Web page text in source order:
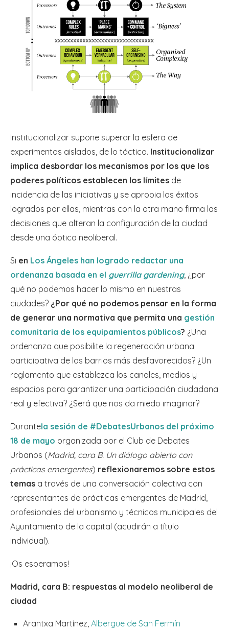
Institucionalizar supone superar la esfera de
experimentos aislados, de lo táctico. Institucionalizar
implica desbordar los mecanismos por los que los
poderes políticos establecen los límites de
incidencia de las iniciativas y se apropia los éxitos
logrados por ellas, mientras con la otra mano firma las
decisiones que alteran la configuración de la ciudad
desde una óptica neoliberal.
Si en Los Ángeles han logrado redactar una
ordenanza basada en el guerrilla gardening, ¿por
qué no podemos hacer lo mismo en nuestras
ciudades? ¿Por qué no podemos pensar en la forma
de generar una normativa que permita una gestión
comunitaria de los equipamientos públicos? ¿Una
ordenanza que posibilite la regeneración urbana
participativa de los barrios más desfavorecidos? ¿Un
reglamento que establezca los canales, medios y
espacios para garantizar una participación ciudadana
real y efectiva? ¿Será que nos da miedo imaginar?
Durantela sesión de #DebatesUrbanos del próximo
18 de mayo organizada por el Club de Debates
Urbanos (Madrid, cara B. Un diálogo abierto con
prácticas emergentes) reflexionaremos sobre estos
temas a través de una conversación colectiva con
representantes de prácticas emergentes de Madrid,
profesionales del urbanismo y técnicos municipales del
Ayuntamiento de la capital (acudirán a título
individual).
¡Os esperamos!
Madrid, cara B: respuestas al modelo neoliberal de
ciudad
Arantxa Martínez, Albergue de San Fermín